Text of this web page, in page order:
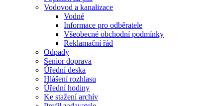
Vodovod a kanalizace
Vodné
Informace pro odběratele
Všeobecné obchodní podmínky
Reklamační řád
Odpady
Senior doprava
Úřední deska
Hlášení rozhlasu
Úřední hodiny
Ke stažení archív